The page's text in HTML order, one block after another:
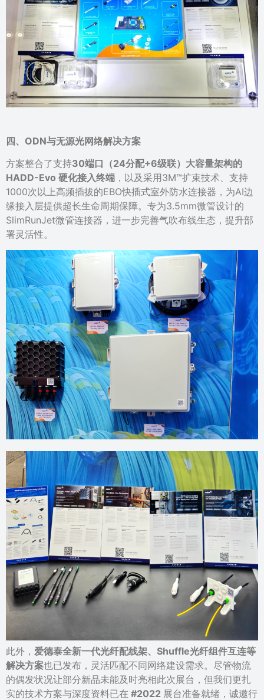
四、 ODN与无源光网络解决方案
方案整合了支持30端口（24分配+6级联）大容量架构的
HADD-Evo 硬化接入终端 ，以及采用3M™扩束技术、支持
1000次以上高频插拔的EBO快插式室外防水连接器，为AI边
缘接入层提供超长生命周期保障。专为3.5mm微管设计的
SlimRunJet微管连接器，进一步完善气吹布线生态，提升部
署灵活性。
此外， 爱德泰全新一代光纤配线架、Shuffle光纤组件互连等
解决方案也已发布，灵活匹配不同网络建设需求。尽管物流
的偶发状况让部分新品未能及时亮相此次展台，但我们更扎
实的技术方案与深度资料已在 #2022 展台准备就绪，诚邀行